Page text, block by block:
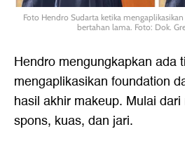
Foto Hendro Sudarta ketika
bertahan lama. Foto: Dok.
Hendro mengungkapkan ada
mengaplikasikan foundation
hasil akhir makeup. Mulai
spons, kuas, dan jari.